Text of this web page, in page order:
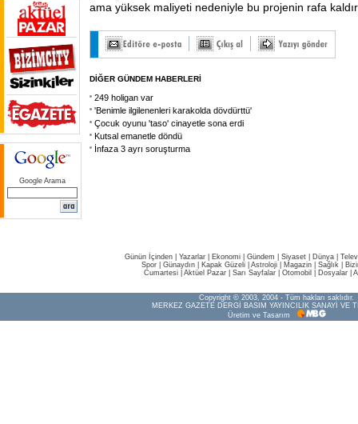
Google Arama
ama yüksek maliyeti nedeniyle bu projenin rafa
DİĞER GÜNDEM HABERLERİ
249 holigan var
'Benimle ilgilenenleri karakolda dövdürttü'
Çocuk oyunu 'taso' cinayetle sona erdi
Kutsal emanetle döndü
İnfaza 3 ayrı soruşturma
Günün İçinden Yazarlar Ekonomi Gündem Siyaset Dünya |
Spor
Günaydın Kapak Güzeli Astroloji Magazin Sağlık
Cumartesi| Aktüel Pazar| Sarı Sayfalar| Otomobil Dosyalar|
Copyright © 2003, 2004 - Tüm hakları saklıdır.
MERKEZ GAZETE DERGİ BASIM YAYINCILIK SANAYİ VE
Üretim ve Tasarım